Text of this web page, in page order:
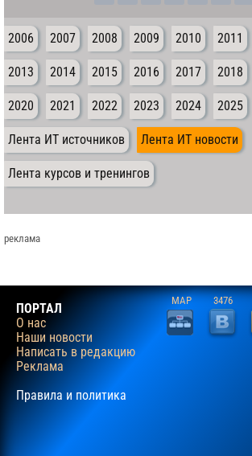
2006 2007 2008 2009 2010 2011
2013 2014 2015 2016 2017 2018
2020 2021 2022 2023 2024 2025
Лента ИТ источников Лента ИТ новости
Лента курсов и тренингов
реклама
ПОРТАЛ
О нас
Наши новости
Написать в редакцию
Реклама
Правила и политика
MAP 3476